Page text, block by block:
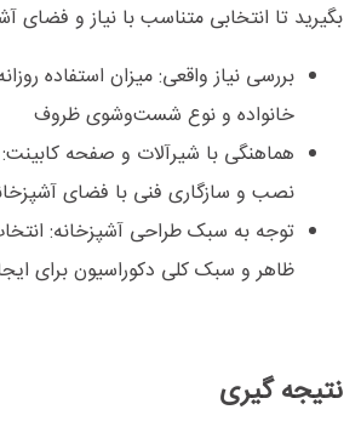
بگیرید تا انتخابی متناسب با نیاز و فضای
بررسی نیاز واقعی: میزان استفاده
خانواده و نوع شست‌وشوی ظروف
هماهنگی با شیرآلات و صفحه
نصب و سازگاری فنی با فضای
توجه به سبک طراحی آشپزخانه:
ظاهر و سبک کلی دکوراسیون برای
نتیجه گیری